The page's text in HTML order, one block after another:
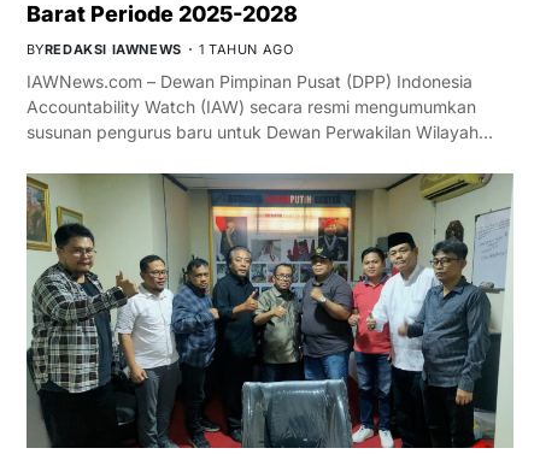
Barat Periode 2025-2028
BYREDAKSI IAWNEWS 1 TAHUN AGO
IAWNews.com – Dewan Pimpinan Pusat (DPP) Indonesia
Accountability Watch (IAW) secara resmi mengumumkan
susunan pengurus baru untuk Dewan Perwakilan Wilayah…